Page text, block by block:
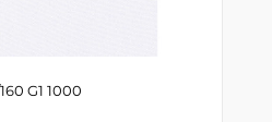
G1 1000